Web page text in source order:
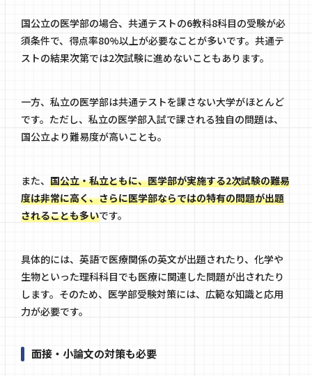
国公立の医学部の場合、共通テストの6教科8科目の受験が必
須条件で、得点率80%以上が必要なことが多いです。共通テ
ストの結果次第では2次試験に進めないこともあります。
一方、私立の医学部は共通テストを課さない大学がほとんど
です。ただし、私立の医学部入試で課される独自の問題は、
国公立より難易度が高いことも。
また、 国公立・私立ともに、医学部が実施する2次試験の難易
度は非常に高く、さらに医学部ならではの特有の問題が出題
されることも多いです。
具体的には、英語で医療関係の英文が出題されたり、化学や
生物といった理科科目でも医療に関連した問題が出されたり
します。そのため、医学部受験対策には、広範な知識と応用
力が必要です。
面接・小論文の対策も必要